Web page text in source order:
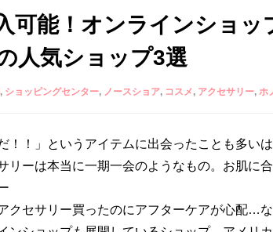
可能！オンラインショッ
人気ショップ3選
ショッピングセンター ノースショア コスメ アクセサリー ホ
！！」というアイテムに出会ったことも多い
リーは本当に一期一会のようなもの。お肌に
クセサリー買ったのにアフターケアが心配…